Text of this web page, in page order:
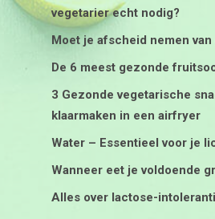
vegetarier echt nodig?
Moet je afscheid nemen van
De 6 meest gezonde
3 Gezonde vegetarische
klaarmaken in een airfryer
Water – Essentieel voor je
Wanneer eet je voldoende
Alles over lactose-